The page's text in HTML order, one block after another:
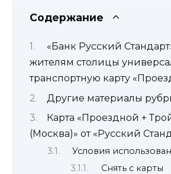
Содержание
«Банк Русский
жителям столицы
транспортную карту
Другие материалы
Карта «Проездной +
(Москва)» от «Русский
Условия
Снять с карты